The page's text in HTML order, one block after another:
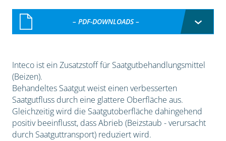
– PDF-DOWNLOADS –
Inteco ist ein Zusatzstoff für Saatgutbehandlungsmittel
(Beizen).
Behandeltes Saatgut weist einen verbesserten
Saatgutfluss durch eine glattere Oberfläche aus.
Gleichzeitig wird die Saatgutoberfläche dahingehend
positiv beeinflusst, dass Abrieb (Beizstaub - verursacht
durch Saatguttransport) reduziert wird.